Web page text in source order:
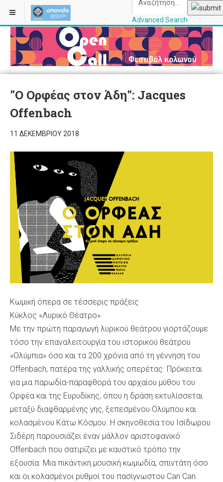
Advanced Search
"Ο Ορφέας στον Άδη": Jacques
Offenbach
11 ΔΕΚΕΜΒΡΊΟΥ 2018
Κωμική όπερα σε τέσσερις πράξεις
Κύκλος «Λυρικό Θέατρο»
Με την πρώτη παραγωγή λυρικού θεάτρου γιορτάζουμε
τόσο την επαναλειτουργία του ιστορικού θεάτρου
«Ολύμπια» όσο και τα 200 χρόνια από τη γέννηση του
Offenbach, πατέρα της γαλλικής οπερέτας. Πρόκειται
για μια παρωδία-παραφθορά του αρχαίου μύθου του
Ορφέα και της Ευρυδίκης, όπου η δράση εκτυλίσσεται
μεταξύ διαφθαρμένης γης, ξεπεσμένου Ολύμπου και
κολασμένου Κάτω Κόσμου. Η σκηνοθεσία του Ισίδωρου
Σιδέρη παρουσιάζει έναν μάλλον αριστοφανικό
Offenbach που σατιρίζει με καυστικό τρόπο την
εξουσία. Μια πικάντικη μουσική κωμωδία, σπιντάτη όσο
και οι κολασμένοι ρυθμοί του πασίγνωστου Can Can.